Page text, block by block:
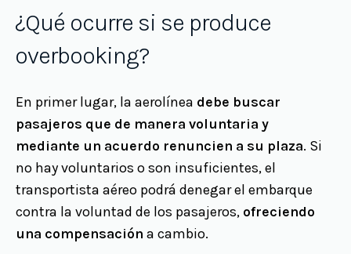
¿Qué ocurre si se produce
overbooking?
En primer lugar, la aerolínea debe buscar
pasajeros que de manera voluntaria y
mediante un acuerdo renuncien a su plaza. Si
no hay voluntarios o son insuficientes, el
transportista aéreo podrá denegar el embarque
contra la voluntad de los pasajeros, ofreciendo
una compensación a cambio.